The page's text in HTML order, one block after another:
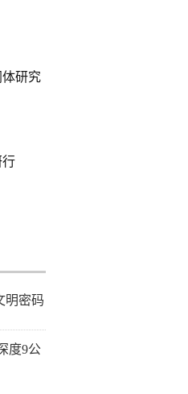
体研究
行
明密码
度9公